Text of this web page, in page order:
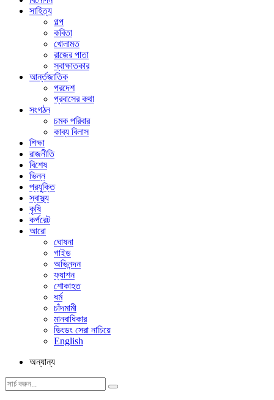
সাহিত্য
গল্প
কবিতা
খোলামত
রাজের পাতা
স্বাক্ষাতকার
আর্ন্তজাতিক
পরদেশ
প্রবাসের কথা
সংগঠন
চমক পরিবার
কাব্য বিলাস
শিক্ষা
রাজনীতি
বিশেষ
ভিন্ন
প্রযুক্তি
স্বাস্থ্য
কৃষি
কর্পরেট
আরো
ঘোষনা
গাইড
অভিনন্দন
ফ্যাশন
শোকাহত
ধর্ম
চাঁদমামী
মানবাধিকার
ডিংডং সেরা নাচিয়ে
English
অন্যান্য